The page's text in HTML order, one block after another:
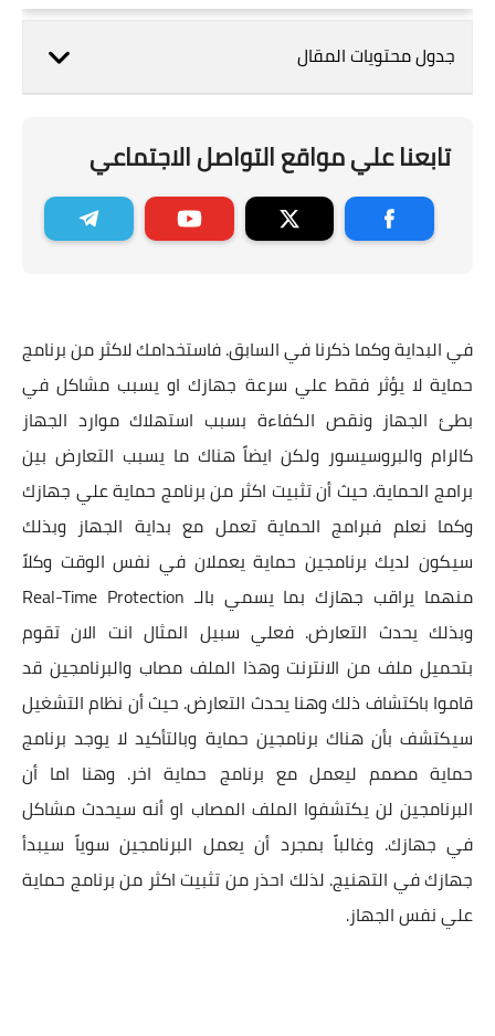
جدول محتويات المقال
تابعنا علي مواقع التواصل الاجتماعي
في البداية وكما ذكرنا في السابق. فاستخدامك لاكثر من برنامج
حماية لا يؤثر فقط علي سرعة جهازك او يسبب مشاكل في
بطئ الجهاز ونقص الكفاءة بسبب استهلاك موارد الجهاز
كالرام والبروسيسور ولكن ايضاً هناك ما يسبب التعارض بين
برامج الحماية. حيث أن تثبيت اكثر من برنامج حماية علي جهازك
وكما نعلم فبرامج الحماية تعمل مع بداية الجهاز وبذلك
سيكون لديك برنامجين حماية يعملان في نفس الوقت وكلاً
منهما يراقب جهازك بما يسمي بالـ Real-Time Protection
وبذلك يحدث التعارض. فعلي سبيل المثال انت الان تقوم
بتحميل ملف من الانترنت وهذا الملف مصاب والبرنامجين قد
قاموا باكتشاف ذلك وهنا يحدث التعارض. حيث أن نظام التشغيل
سيكتشف بأن هناك برنامجين حماية وبالتأكيد لا يوجد برنامج
حماية مصمم ليعمل مع برنامج حماية اخر. وهنا اما أن
البرنامجين لن يكتشفوا الملف المصاب او أنه سيحدث مشاكل
في جهازك. وغالباً بمجرد أن يعمل البرنامجين سوياً سيبدأ
جهازك في التهنيج. لذلك احذر من تثبيت اكثر من برنامج حماية
علي نفس الجهاز.